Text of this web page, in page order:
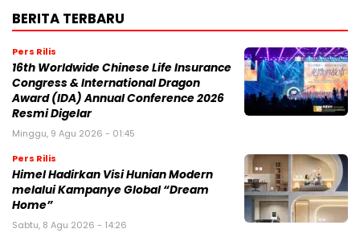
BERITA TERBARU
Pers Rilis
16th Worldwide Chinese Life Insurance
Congress & International Dragon
Award (IDA) Annual Conference 2026
Resmi Digelar
Minggu, 9 Agu 2026 - 01:45
Pers Rilis
Himel Hadirkan Visi Hunian Modern
melalui Kampanye Global “Dream
Home”
Sabtu, 8 Agu 2026 - 14:26